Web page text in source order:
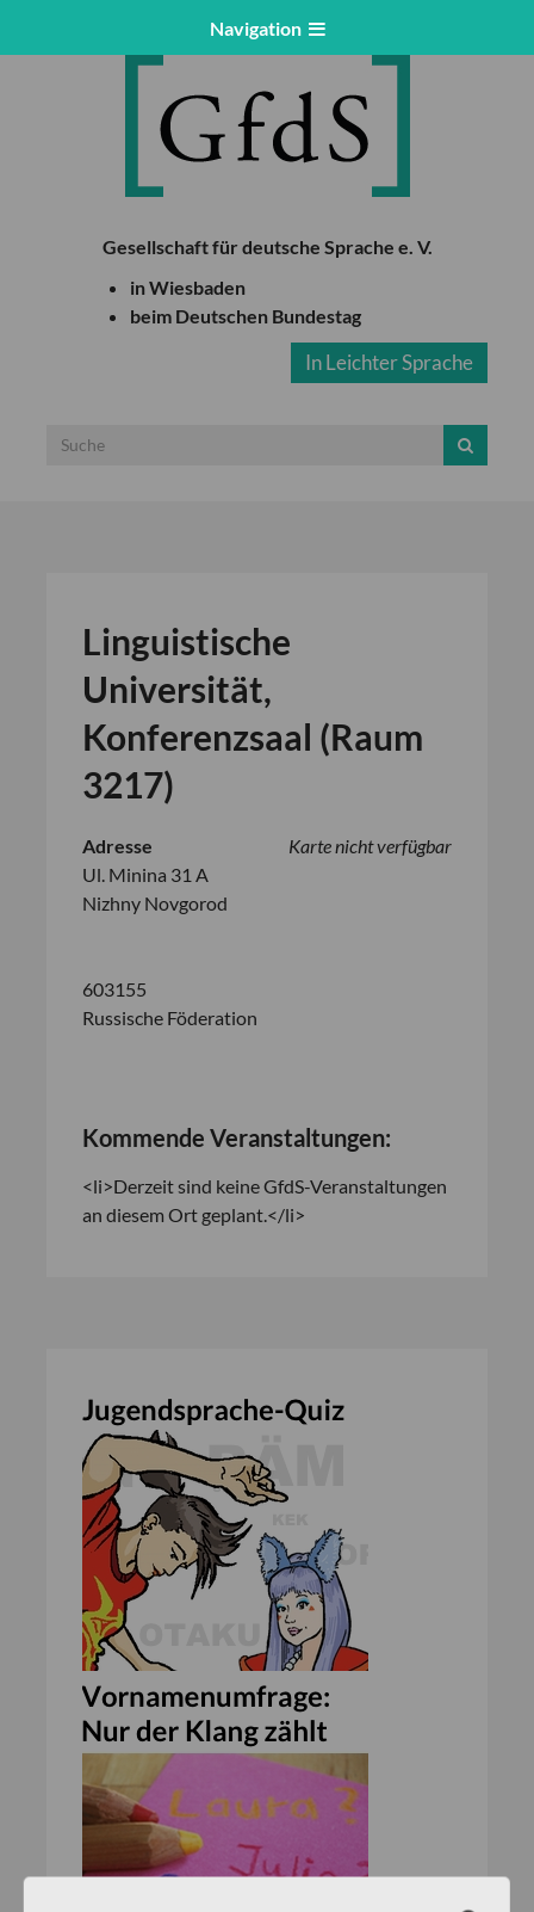
Navigation
Gesellschaft für deutsche Sprache e. V.
in Wiesbaden
beim Deutschen Bundestag
In Leichter Sprache
Linguistische
Universität,
Konferenzsaal (Raum
3217)
Karte nicht verfügbar
Adresse
Ul. Minina 31 A
Nizhny Novgorod
603155
Russische Föderation
Kommende Veranstaltungen:
<li>Derzeit sind keine GfdS-Veranstaltungen
an diesem Ort geplant.</li>